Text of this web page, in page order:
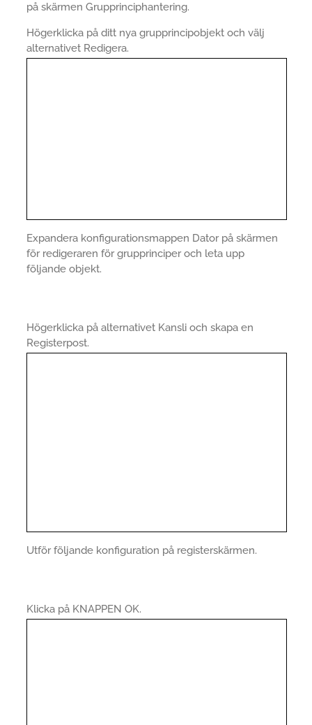
på skärmen Grupprinciphantering.
Högerklicka på ditt nya grupprincipobjekt och välj
alternativet Redigera.
Expandera konfigurationsmappen Dator på skärmen
för redigeraren för grupprinciper och leta upp
följande objekt.
Högerklicka på alternativet Kansli och skapa en
Registerpost.
Utför följande konfiguration på registerskärmen.
Klicka på KNAPPEN OK.